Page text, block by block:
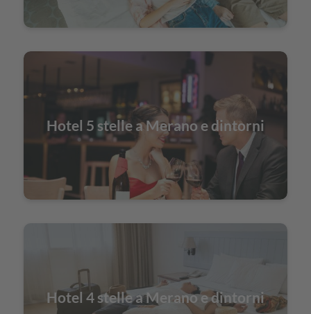
Hotel 5 stelle a Merano e dintorni
Hotel 4 stelle a Merano e dintorni